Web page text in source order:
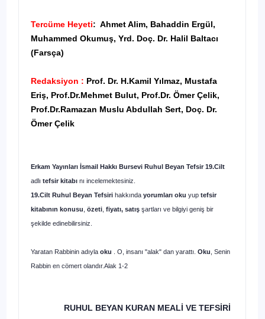
Tercüme Heyeti: Ahmet Alim, Bahaddin Ergül,
Muhammed Okumuş, Yrd. Doç. Dr. Halil Baltacı
(Farsça)
Redaksiyon : Prof. Dr. H.Kamil Yılmaz, Mustafa
Eriş, Prof.Dr.Mehmet Bulut, Prof.Dr. Ömer Çelik,
Prof.Dr.Ramazan Muslu Abdullah Sert, Doç. Dr.
Ömer Çelik
Erkam Yayınları İsmail Hakkı Bursevi Ruhul Beyan Tefsir 19.Cilt
adlı tefsir kitabı nı incelemektesiniz.
19.Cilt Ruhul Beyan Tefsiri hakkında yorumları oku yup tefsir
kitabının konusu özeti fiyatı, satış şartları ve bilgiyi geniş bir
şekilde edinebilirsiniz.
Yaratan Rabbinin adıyla oku . O, insanı "alak" dan yarattı. Oku , Senin
Rabbin en cömert olandır.Alak 1-2
RUHUL BEYAN KURAN MEALİ VE TEFSİRİ